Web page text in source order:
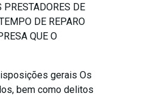
DE
DE REPARO
QUE O
gerais Os
bem como delitos